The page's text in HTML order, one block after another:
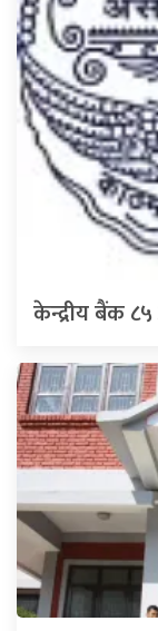
केन्द्रीय बैंक ८५